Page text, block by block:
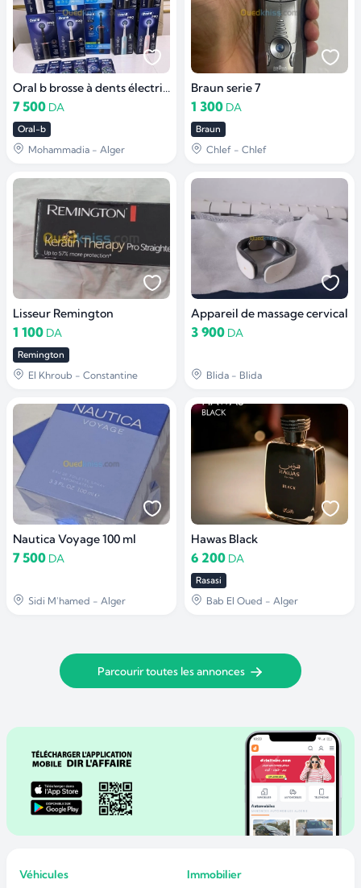
Oral b brosse à dents électrique
7 500 DA
Oral-b
Mohammadia - Alger
Braun serie 7
1 300 DA
Braun
Chlef - Chlef
Lisseur Remington
1 100 DA
Remington
El Khroub - Constantine
Appareil de massage cervical
3 900 DA
Blida - Blida
Nautica Voyage 100 ml
7 500 DA
Sidi M'hamed - Alger
Hawas Black
6 200 DA
Rasasi
Bab El Oued - Alger
Parcourir toutes les annonces
Véhicules
Immobilier